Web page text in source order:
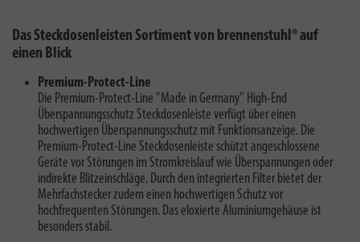
Das Steckdosenleisten Sortiment von brennenstuhl® auf
einen Blick
Premium-Protect-Line
Die Premium-Protect-Line "Made in Germany" High-End
Überspannungsschutz Steckdosenleiste verfügt über einen
hochwertigen Überspannungsschutz mit Funktionsanzeige. Die
Premium-Protect-Line Steckdosenleiste schützt angeschlossene
Geräte vor Störungen im Stromkreislauf wie Überspannungen oder
indirekte Blitzeinschläge. Durch den integrierten Filter bietet der
Mehrfachstecker zudem einen hochwertigen Schutz vor
hochfrequenten Störungen. Das eloxierte Aluminiumgehäuse ist
besonders stabil.